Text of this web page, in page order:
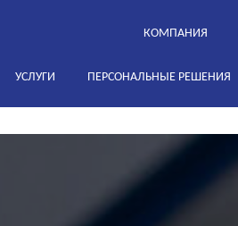
КОМПАНИЯ
УСЛУГИ ПЕРСОНАЛЬНЫЕ РЕШЕНИЯ